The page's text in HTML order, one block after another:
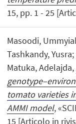
15, pp. 1 - 25
Masoodi,
Tashkandy,
Matuka, Adelajda,
tomato varieties
AMMI model,
15 [Articolo in